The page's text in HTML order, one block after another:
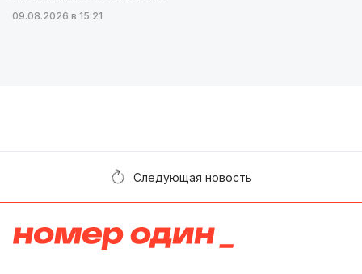
09.08.2026 в 15:21
Следующая новость